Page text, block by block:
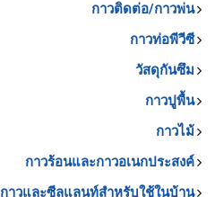
กาวติดต่อ/กาวพ่น
กาวท่อพีวีซี
วัสดุกันซึม
กาวปูพื้น
กาวไม้
กาวร้อนและกาวอเนกประสงค์
กาวและซีลแลนท์สำหรับใช้ในบ้าน